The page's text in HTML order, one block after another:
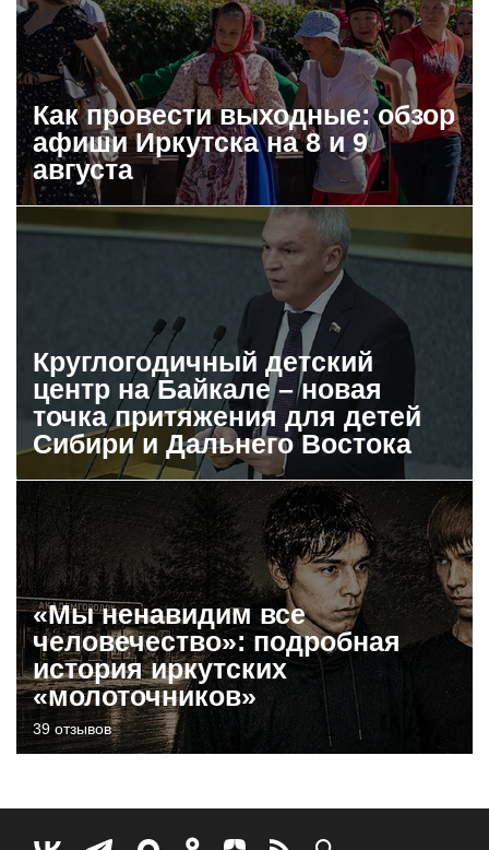
Как провести выходные: обзор
афиши Иркутска на 8 и 9
августа
Круглогодичный детский
центр на Байкале – новая
точка притяжения для детей
Сибири и Дальнего Востока
«Мы ненавидим все
человечество»: подробная
история иркутских
«молоточников»
39 отзывов